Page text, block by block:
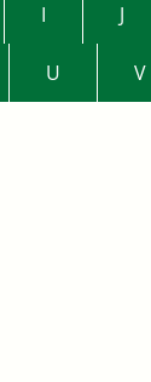
I J
U V